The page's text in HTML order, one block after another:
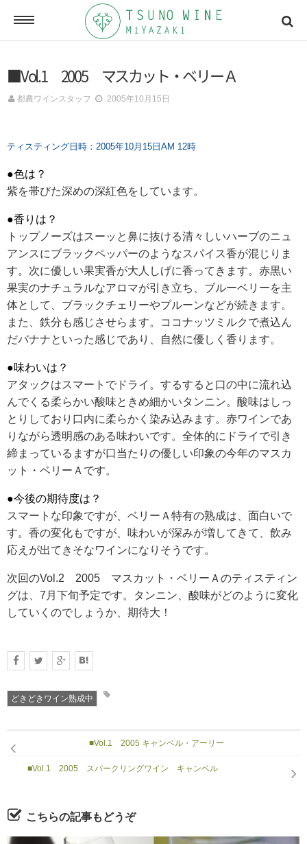
ONLINE SHOP
オンラインショッピング
メールマガジン
CONTACT
お問い合わせ
RECRUIT
DATA
会社概要
■Vol.1 2005 マスカット・ベリーＡ
都農ワインスタッフ 2005年10月15日
ティスティング日時：2005年10月15日AM 12時
●色は？
紫を帯びた深めの深紅色をしています。
●香りは？
トップノーズはスーッと鼻に抜ける清々しいハーブのニュ
アンスにブラックペッパーのようなスパイス香が混じりま
す。次に優しい果実香が大人しげに香ってきます。赤黒い
果実のナチュラルなアロマが引き立ち、ブルーベリーを主
体として、ブラックチェリーやプルーンなどが続きます。
また、鉄分も感じさせらます。ココナッツミルクで煮込ん
だバナナといった感じであり、自然に優しく香ります。
●味わいは？
アタックはスマートでドライ。するすると口の中に流れ込
んでくる柔らかい酸味ときめ細かいタンニン。酸味はしっ
とりしており口内に柔らかく染み込みます。赤ワインであ
りながら透明感のある味わいです。全体的にドライで引き
締まっているますが口当たりの優しい印象の今年のマスカ
ット・ベリーＡです。
●今後の期待度は？
スマートな印象ですが、ベリーＡ特有の熟成は、面白いで
す。香の変化もですが、味わいが深みが増してきて、飲み
応えが出てきそなワインになりそうです。
次回のVol.2 2005 マスカット・ベリーＡのティスティン
グは、7月下旬予定です。タンニン、酸味がどのように変化
していくのでしょうか、期待大！
どきどきワイン熟成中
■Vol.1 2005 キャンベル・アーリー
■Vol.1 2005 スパークリングワイン キャンベル
こちらの記事もどうぞ